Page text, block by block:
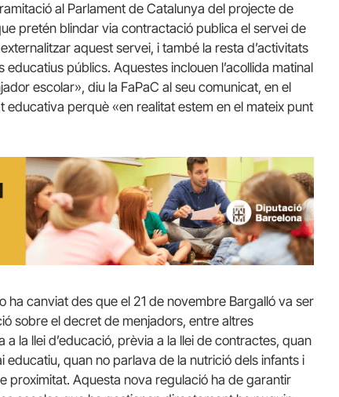
al Parlament de Catalunya del projecte de
pretén blindar via contractació publica el servei de
aquest servei, i també la resta d’activitats
públics. Aquestes inclouen l’acollida matinal
escolar», diu la FaPaC al seu comunicat, en el
perquè «en realitat estem en el mateix punt
ha canviat des que el 21 de novembre Bargalló va ser
sobre el decret de menjadors, entre altres
la llei d’educació, prèvia a la llei de contractes, quan
educatiu, quan no parlava de la nutrició dels infants i
proximitat. Aquesta nova regulació ha de garantir